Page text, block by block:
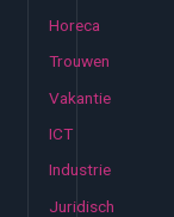
Horeca
Trouwen
Vakantie
ICT
Industrie
Juridisch